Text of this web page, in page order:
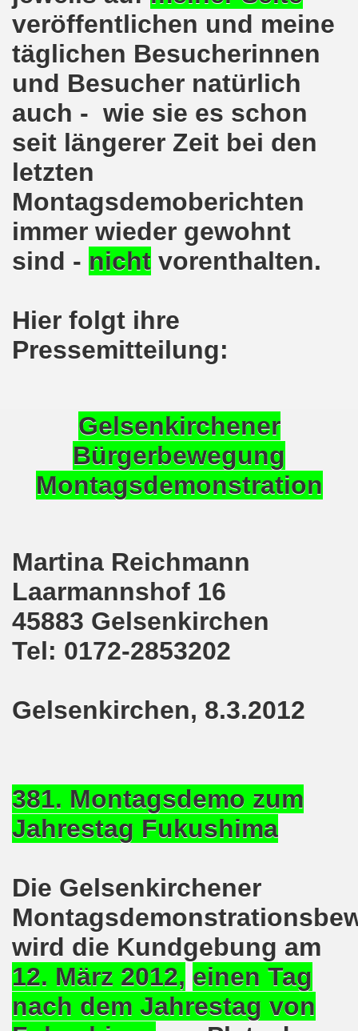
veröffentlichen und meine
täglichen Besucherinnen
und Besucher natürlich
auch - wie sie es schon
seit längerer Zeit bei den
letzten
Montagsdemoberichten
immer wieder gewohnt
sind - nicht vorenthalten.
Hier folgt ihre
Pressemitteilung:
Gelsenkirchener
Bürgerbewegung
Montagsdemonstration
Martina Reichmann
Laarmannshof 16
45883 Gelsenkirchen
Tel: 0172-2853202
Gelsenkirchen, 8.3.2012
381. Montagsdemo zum
Jahrestag Fukushima
Die Gelsenkirchener
wird die Kundgebung am
12. März 2012, einen Tag
nach dem Jahrestag von
am 12.04.2021: Klare Kante gegen Corona-
als einer der Schwerpunkt-Themen am 12.04.2021 der
am 29.03.2021 mit großem Zuspruch -
Bewegung am 29.03.2021 steht konsequent
sendet kämpferische Grüße am 08.03.2021 zum
Bewegung am 08.03.2021 im Zeichen des
Montagsdemo-Bewegung am 08. März
bei Eiseskälte gegen die katastrophale Flüchtlings-
Montagsdemo-Bewegung am 11. Januar 2021
Bewegung am 23.11.2020 zum heißen Eisen Corona
am 10.10.2020 in Düsseldorf
Montagsdemo-Bewegung am 02. November 2020
auf die Bevölkerung! Beschäftigte und Arbeitslose
Brennpunkte am 14.09.2020: Wahlauswertung - Lage
Bewegung am 14.09.2020 mit breiter Themenpalette
ich (Thomas Kistermann) zur Kommunalwahl für das
und dadurch wurde bis zum heutigen Zeitpunkt im
Bewegung reiht sich ein am 08.06.2020 in weltweite
und die einzigartige Show-Einlage von dir aus dem
am 25.05.2020: Jetzt erst RECHT die
am 25.05.2020 - Corona-Gerecht und
- Berichte aus erster Hand am 11.05.2020
Krisenlasten auf Arbeiter, auf Erwerbslose, auf